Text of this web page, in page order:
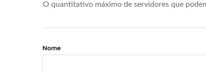
O quantitativo máximo de servidores que
Nome